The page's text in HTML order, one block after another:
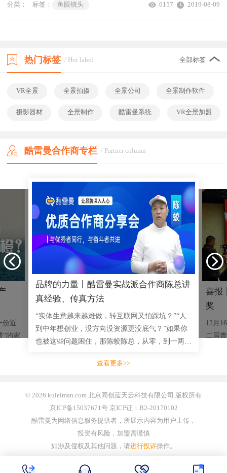
分类： 标签： 鱼眼镜头 2019-08-09
6157
热门标签 / Hot label 全部标签
VR全景 全景拍摄 全景公司 全景制作软件
摄影器材 全景制作 酷雷曼系统 VR全景加盟
酷雷曼合作商专栏 / Partner column
份近
”的家
品牌的力量丨酷雷曼实战派合作商陈总讲
真经验、传真方法
“实体生意越来越难做，转互联网又怕踩坑？”“人
到中年想创业，没方向没资源更没底气？”如果你
也被这些问题困住，那陈蛟陈总，从零，到一两千
绩说话的创业者，将毫无
喜报
奖
12月
二届
查看更多>>
© 2026 kuleiman.com 北京同创蓝天云科技有限公司 版权所有
京ICP备15037671号 京ICP证：B2-20170102
酷雷曼为网络信息服务提供者，所展示内容为用户上传，
投资有风险，加盟需谨慎
如涉及侵权及其他问题，请进行投诉操作。